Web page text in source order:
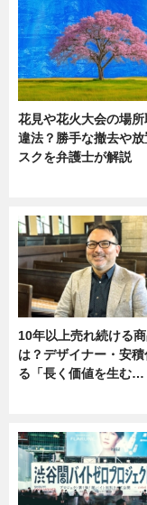
花見や花火大会の場
違法？勝手な撤去や放
スクを弁護士が解説
10年以上売れ続ける
は？デザイナー・安
る「長く価値を生む…